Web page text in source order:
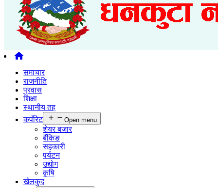
समाचार
राजनीति
प्रवास
शिक्षा
स्थानीय तह
कर्पाेरेट
Open menu
शेयर बजार
बैंकिङ
सहकारी
पर्यटन
उद्योग
कृषि
खेलकुद